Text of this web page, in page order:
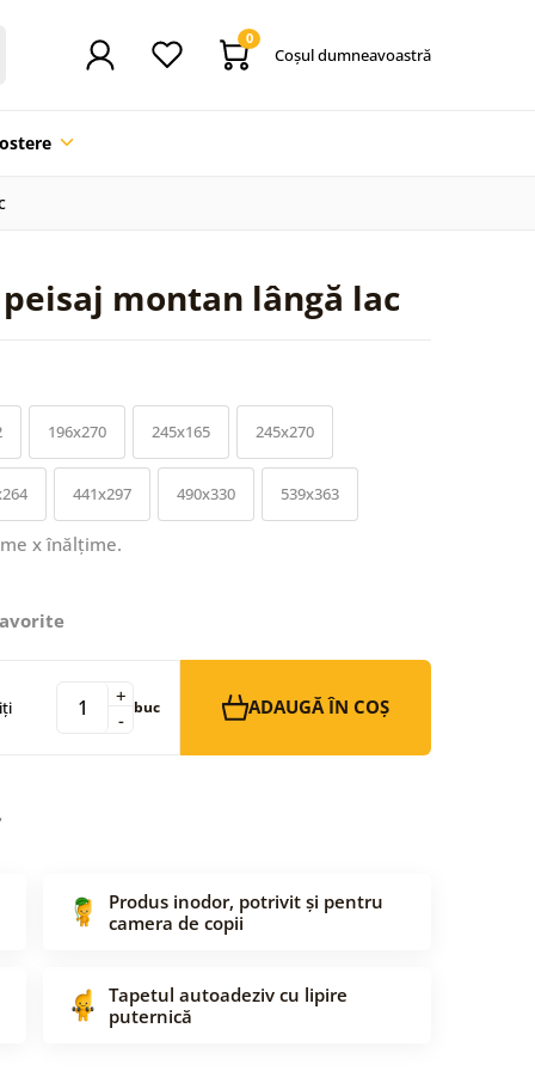
0
Coşul dumneavoastră
montan lângă lac
196x270 245x165 245x270
441x297 490x330 539x363
x înălțime.
-
+ buc ADAUGĂ ÎN COȘ
Produs inodor, potrivit și pentru
camera de copii
Tapetul autoadeziv cu lipire
puternică